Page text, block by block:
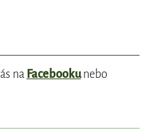
na Facebookunebo